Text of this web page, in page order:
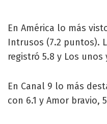
En América lo más
Intrusos (7.2 puntos).
registró 5.8 y Los
En Canal 9 lo más
con 6.1 y Amor bravio,